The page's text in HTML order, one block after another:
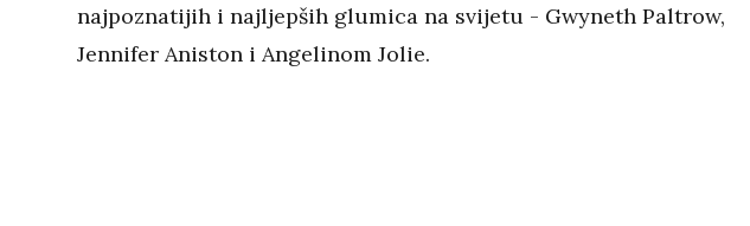
najpoznatijih i najljepših glumica na svijetu - Gwyneth Paltrow,
Jennifer Aniston i Angelinom Jolie.